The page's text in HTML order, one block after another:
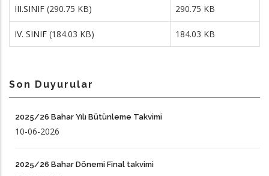
III.SINIF (290.75 KB) 290.75 KB
IV. SINIF (184.03 KB) 184.03 KB
Son Duyurular
2025/26 Bahar Yılı Bütünleme Takvimi
10-06-2026
2025/26 Bahar Dönemi Final takvimi